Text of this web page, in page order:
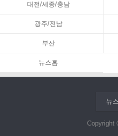
대전/세종/충남
광주/전남
부산
뉴스홈
뉴
Copyright